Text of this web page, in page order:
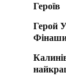
Героїв
Герой